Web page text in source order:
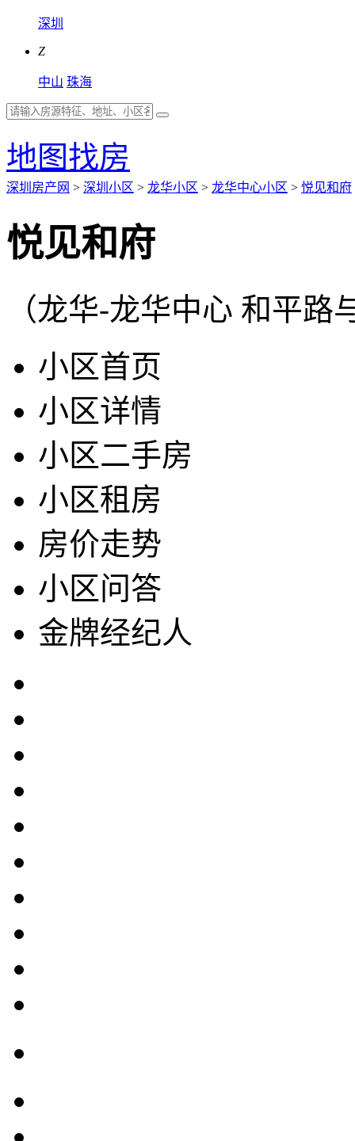
深圳
Z
中山 珠海
地图找房
深圳房产网 > 深圳小区 > 龙华小区 > 龙华中心小区 > 悦见和府
悦见和府
（龙华-龙华中心 和平路
小区首页
小区详情
小区二手房
小区租房
房价走势
小区问答
金牌经纪人